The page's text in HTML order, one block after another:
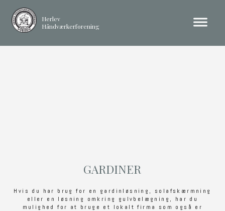
Herlev
Håndværkerforening
GARDINER
Hvis du har brug for en gardinløsning, solafskærmning
eller en løsning omkring gulvbelægning, har du
mulighed for at bruge et lokalt firma som også er